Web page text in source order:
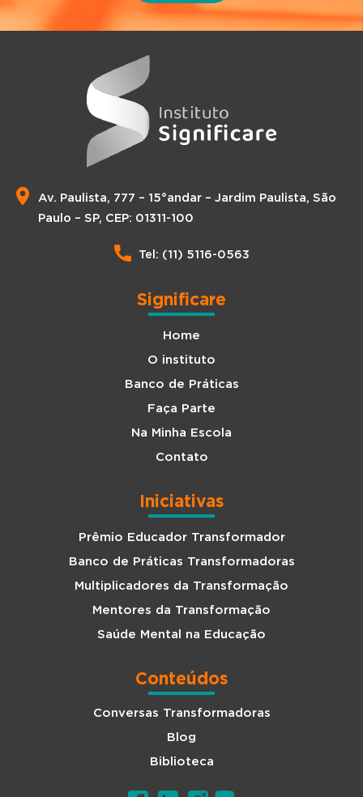
Av. Paulista, 777 – 15°andar – Jardim Paulista, São
Paulo – SP, CEP: 01311-100
Tel: (11) 5116-0563
Significare
Home
O instituto
Banco de Práticas
Faça Parte
Na Minha Escola
Contato
Iniciativas
Prêmio Educador Transformador
Banco de Práticas Transformadoras
Multiplicadores da Transformação
Mentores da Transformação
Saúde Mental na Educação
Conteúdos
Conversas Transformadoras
Blog
Biblioteca